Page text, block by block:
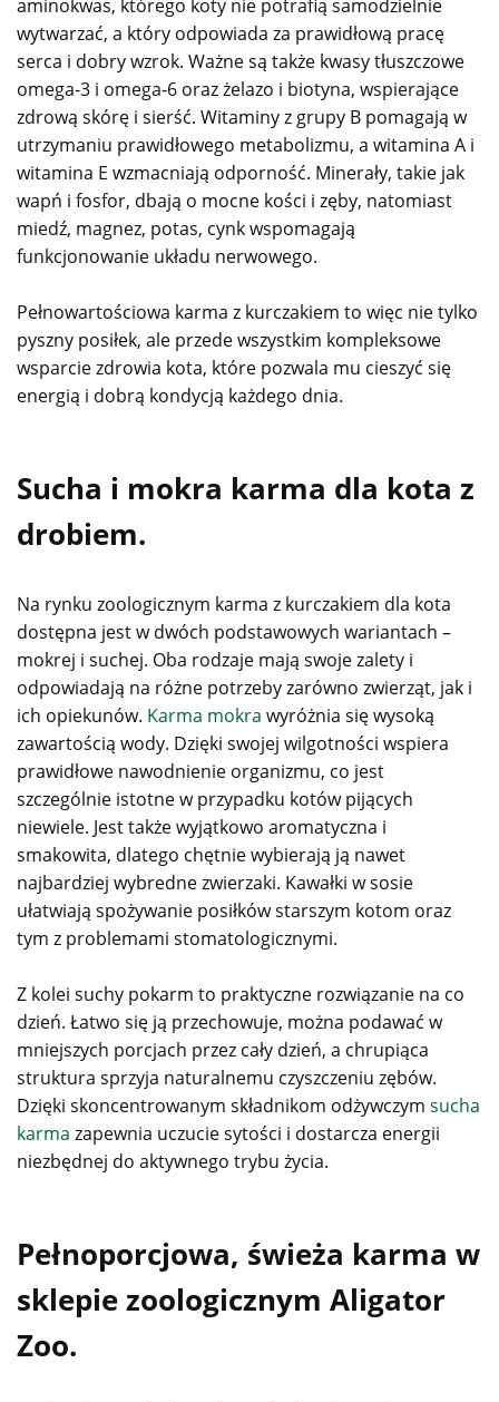
aminokwas, którego koty nie potrafią samodzielnie
wytwarzać, a który odpowiada za prawidłową pracę
serca i dobry wzrok. Ważne są także kwasy tłuszczowe
omega-3 i omega-6 oraz żelazo i biotyna, wspierające
zdrową skórę i sierść. Witaminy z grupy B pomagają w
utrzymaniu prawidłowego metabolizmu, a witamina A i
witamina E wzmacniają odporność. Minerały, takie jak
wapń i fosfor, dbają o mocne kości i zęby, natomiast
miedź, magnez, potas, cynk wspomagają
funkcjonowanie układu nerwowego.
Pełnowartościowa karma z kurczakiem to więc nie tylko
pyszny posiłek, ale przede wszystkim kompleksowe
wsparcie zdrowia kota, które pozwala mu cieszyć się
energią i dobrą kondycją każdego dnia.
Sucha i mokra karma dla kota z
drobiem.
Na rynku zoologicznym karma z kurczakiem dla kota
dostępna jest w dwóch podstawowych wariantach –
mokrej i suchej. Oba rodzaje mają swoje zalety i
odpowiadają na różne potrzeby zarówno zwierząt, jak i
ich opiekunów. Karma mokra wyróżnia się wysoką
zawartością wody. Dzięki swojej wilgotności wspiera
prawidłowe nawodnienie organizmu, co jest
szczególnie istotne w przypadku kotów pijących
niewiele. Jest także wyjątkowo aromatyczna i
smakowita, dlatego chętnie wybierają ją nawet
najbardziej wybredne zwierzaki. Kawałki w sosie
ułatwiają spożywanie posiłków starszym kotom oraz
tym z problemami stomatologicznymi.
Z kolei suchy pokarm to praktyczne rozwiązanie na co
dzień. Łatwo się ją przechowuje, można podawać w
mniejszych porcjach przez cały dzień, a chrupiąca
struktura sprzyja naturalnemu czyszczeniu zębów.
Dzięki skoncentrowanym składnikom odżywczym sucha
karma zapewnia uczucie sytości i dostarcza energii
niezbędnej do aktywnego trybu życia.
Pełnoporcjowa, świeża karma w
sklepie zoologicznym Aligator
Zoo.